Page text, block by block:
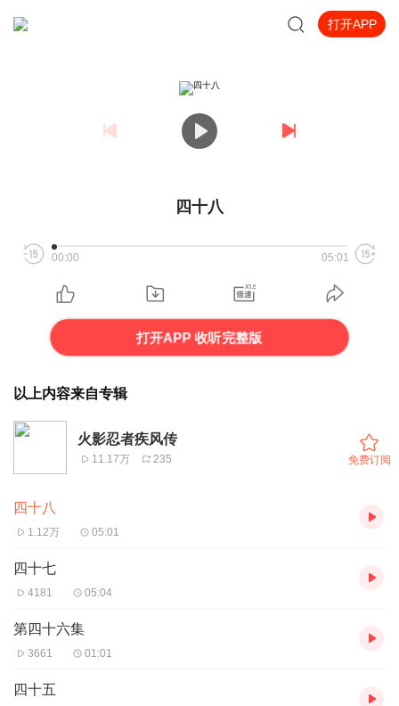
打开APP
四十八
00:00 05:01
打开APP 收听完整版
以上内容来自专辑
火影忍者疾风传
11.17万 235 免费订阅
四十八
1.12万 05:01
四十七
4181 05:04
第四十六集
3661 01:01
四十五